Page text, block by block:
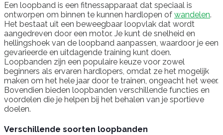
Een loopband is een fitnessapparaat dat speciaal is
ontworpen om binnen te kunnen hardlopen of wandelen.
Het bestaat uit een beweegbaar loopvlak dat wordt
aangedreven door een motor. Je kunt de snelheid en
hellingshoek van de loopband aanpassen, waardoor je een
gevarieerde en uitdagende training kunt doen.
Loopbanden zijn een populaire keuze voor zowel
beginners als ervaren hardlopers, omdat ze het mogelijk
maken om het hele jaar door te trainen, ongeacht het weer.
Bovendien bieden loopbanden verschillende functies en
voordelen die je helpen bij het behalen van je sportieve
doelen.
Verschillende soorten loopbanden